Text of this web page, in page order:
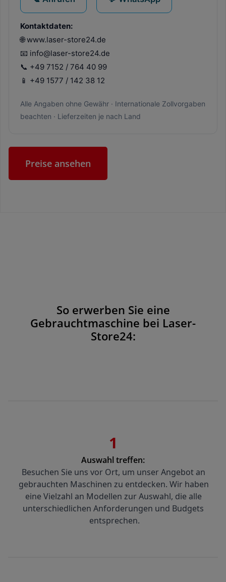
Kontaktdaten:
🌐 www.laser-store24.de
📧 info@laser-store24.de
📞 +49 7152 / 764 40 99
📱 +49 1577 / 142 38 12
Alle Angaben ohne Gewähr · Internationale Zollvorgaben
beachten · Lieferzeiten je nach Land
Preise ansehen
So erwerben Sie eine
Gebrauchtmaschine bei Laser-
Store24:
1
Auswahl treffen:
Besuchen Sie uns vor Ort, um unser Angebot an
gebrauchten Maschinen zu entdecken. Wir haben
eine Vielzahl an Modellen zur Auswahl, die alle
unterschiedlichen Anforderungen und Budgets
entsprechen.